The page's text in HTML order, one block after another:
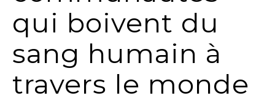
qui boivent du
sang humain à
travers le monde